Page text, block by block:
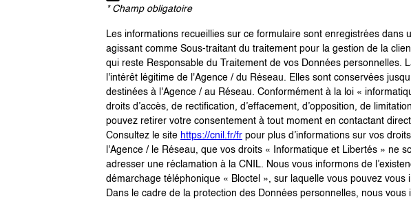
* Champ obligatoire
Les informations recueillies sur ce formulaire sont enregistrées dans
agissant comme Sous-traitant du traitement pour la gestion de la
qui reste Responsable du Traitement de vos Données personnelles.
l'intérêt légitime de l'Agence / du Réseau. Elles sont conservées
destinées à l'Agence / au Réseau. Conformément à la loi «
droits d’accès, de rectification, d’effacement, d’opposition, de
pouvez retirer votre consentement à tout moment en contactant
Consultez le site https://cnil.fr/fr pour plus d’informations sur vos
l'Agence / le Réseau, que vos droits « Informatique et Libertés » ne
adresser une réclamation à la CNIL. Nous vous informons de
démarchage téléphonique « Bloctel », sur laquelle vous pouvez vous
Dans le cadre de la protection des Données personnelles, nous